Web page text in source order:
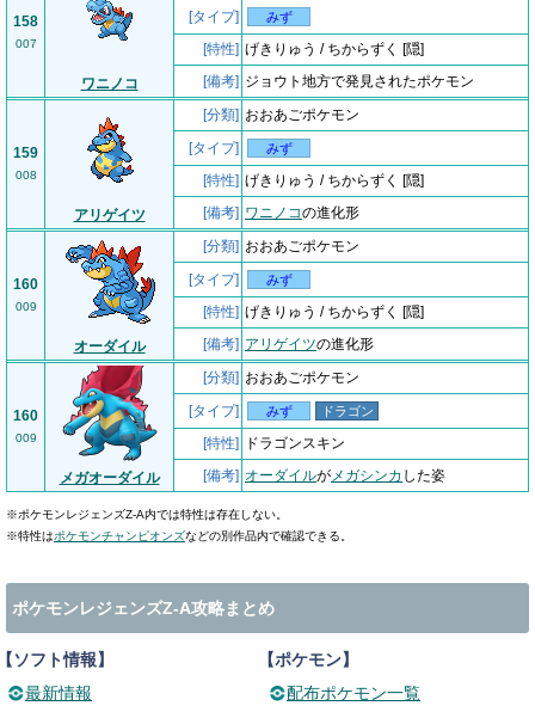
158
007
ワニノコ
[タイプ]
みず
[特性] げきりゅう / ちからずく [隠]
[備考] ジョウト地方で発見されたポケモン
159
008
アリゲイツ
[分類] おおあごポケモン
[タイプ]
みず
[特性] げきりゅう / ちからずく [隠]
[備考] ワニノコの進化形
160
009
オーダイル
[分類] おおあごポケモン
[タイプ]
みず
[特性] げきりゅう / ちからずく [隠]
[備考] アリゲイツの進化形
160
009
メガオーダイル
[分類] おおあごポケモン
[タイプ]
みず ドラゴン
[特性]
ドラゴンスキン
[備考] オーダイルが メガシンカ した姿
※ポケモンレジェンズZ-A内では特性は存在しない。
※特性はポケモンチャンピオンズなどの別作品内で確認できる。
ポケモンレジェンズZ-A攻略まとめ
ソフト情報】
最新情報
【ポケモン】
配布ポケモン一覧